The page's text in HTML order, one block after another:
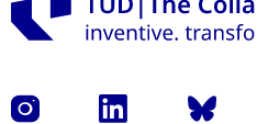
Instagram LinkedIn Bluesky